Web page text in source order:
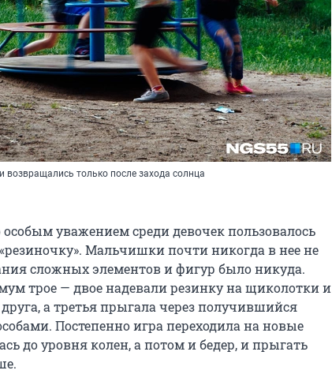
только после захода солнца
уважением среди девочек пользовалось
Мальчишки почти никогда в нее не
сложных элементов и фигур было никуда.
трое — двое надевали резинку на щиколотки и
а третья прыгала через получившийся
Постепенно игра переходила на новые
до уровня колен, а потом и бедер, и прыгать